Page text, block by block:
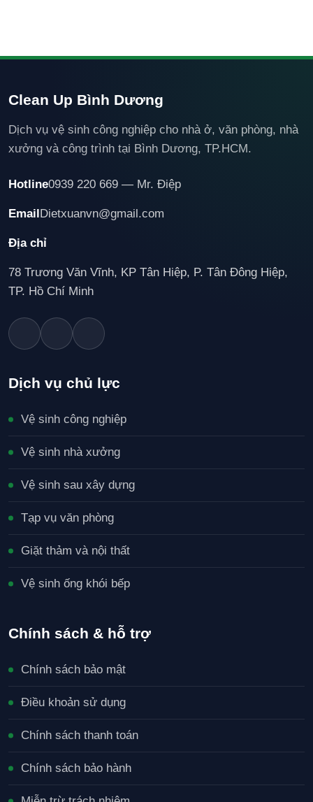
Clean Up Bình Dương
Dịch vụ vệ sinh công nghiệp cho nhà ở, văn phòng, nhà
xưởng và công trình tại Bình Dương, TP.HCM.
Hotline0939 220 669 — Mr. Điệp
EmailDietxuanvn@gmail.com
Địa chỉ
78 Trương Văn Vĩnh, KP Tân Hiệp, P. Tân Đông Hiệp,
TP. Hồ Chí Minh
Dịch vụ chủ lực
Vệ sinh công nghiệp
Vệ sinh nhà xưởng
Vệ sinh sau xây dựng
Tạp vụ văn phòng
Giặt thảm và nội thất
Vệ sinh ống khói bếp
Chính sách & hỗ trợ
Chính sách bảo mật
Điều khoản sử dụng
Chính sách thanh toán
Chính sách bảo hành